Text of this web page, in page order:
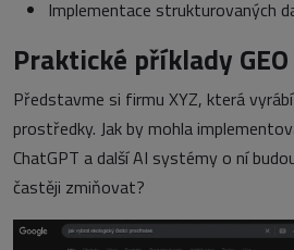
Implementace strukturovaných
Praktické příklady GEO
Představme si firmu XYZ, která
prostředky. Jak by mohla
ChatGPT a další AI systémy o ní
častěji zmiňovat?